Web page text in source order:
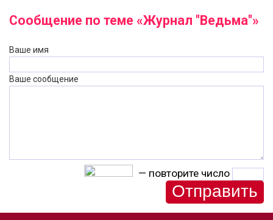
Сообщение по теме «Журнал "Ведьма"»
Ваше имя
Ваше сообщение
— повторите число